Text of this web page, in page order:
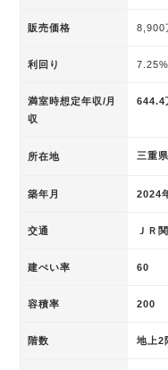
販売価格 8,900
利回り 7.25%
満室時想定年収/月
収
644.4
所在地 三重
築年月 2024
交通 ＪＲ
建ぺい率 60
容積率 200
階数 地上2